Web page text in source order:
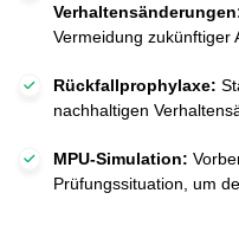
Vermeidung zukünftiger
Rückfallprophylaxe:
nachhaltigen
MPU-Simulation:
Prüfungssituation, um